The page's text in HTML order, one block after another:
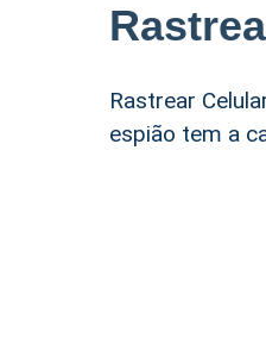
Rastrear
espião tem a